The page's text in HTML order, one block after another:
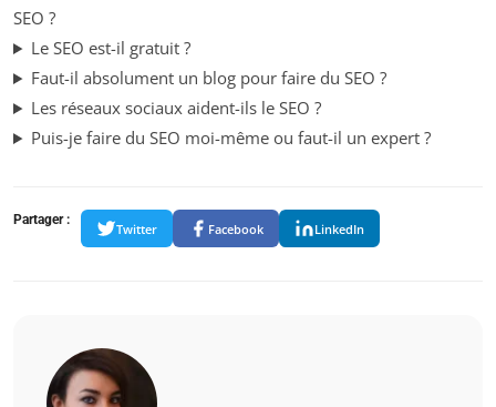
SEO ?
Le SEO est-il gratuit ?
Faut-il absolument un blog pour faire du SEO ?
Les réseaux sociaux aident-ils le SEO ?
Puis-je faire du SEO moi-même ou faut-il un expert ?
Partager :
Twitter Facebook LinkedIn